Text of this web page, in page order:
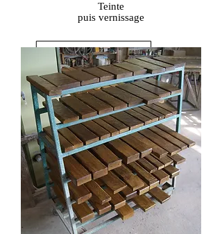
Teinte
puis vernissage